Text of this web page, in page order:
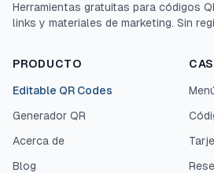
Herramientas gratuitas para códigos
links y materiales de marketing. Sin
PRODUCTO
Editable QR Codes
Generador QR
Acerca de
Blog